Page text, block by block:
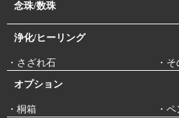
念珠/数珠
浄化/ヒーリング
・さざれ石 ・
オプション
・桐箱 ・